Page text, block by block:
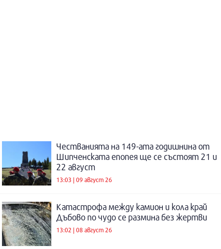
Честванията на 149-ата годишнина от
Шипченската епопея ще се състоят 21 и
22 август
13:03 | 09 август 26
Катастрофа между камион и кола край
Дъбово по чудо се размина без жертви
13:02 | 08 август 26